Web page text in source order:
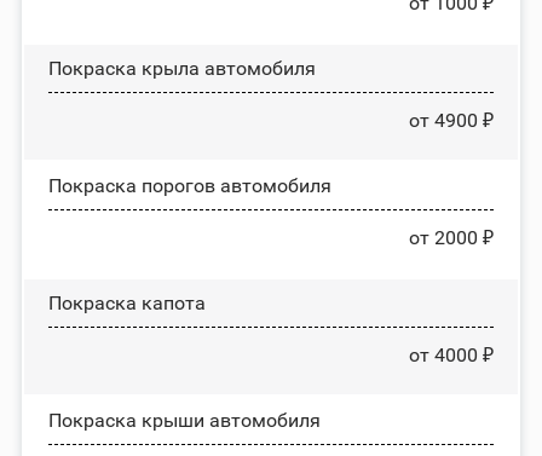
Покраска крыла автомобиля
от 4900 ₽
Покраска порогов автомобиля
от 2000 ₽
Покраска капота
от 4000 ₽
Покраска крыши автомобиля